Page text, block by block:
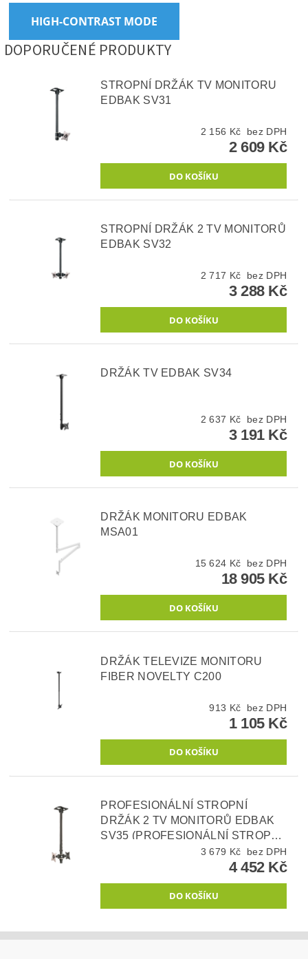
HIGH-CONTRAST MODE
DOPORUČENÉ PRODUKTY
STROPNÍ DRŽÁK TV MONITORU
EDBAK SV31
2 156 Kč bez DPH
2 609 Kč
STROPNÍ DRŽÁK 2 TV MONITORŮ
EDBAK SV32
2 717 Kč bez DPH
3 288 Kč
DRŽÁK TV EDBAK SV34
2 637 Kč bez DPH
3 191 Kč
DRŽÁK MONITORU EDBAK
MSA01
15 624 Kč bez DPH
18 905 Kč
DRŽÁK TELEVIZE MONITORU
FIBER NOVELTY C200
913 Kč bez DPH
1 105 Kč
PROFESIONÁLNÍ STROPNÍ
DRŽÁK 2 TV MONITORŮ EDBAK
SV35 (PROFESIONÁLNÍ STROPNÍ
DRŽÁK NA 2 OBRAZOVKY 17" -
50", VÝŠKOVÉ NASTAVENÍ 1020-
1720 MM, OTÁČENÍ +90° / -90°,
NÁKLON +60° / -60°, ROTACE
360°, VESA 75X75 A 100X100,
3 679 Kč bez DPH
4 452 Kč